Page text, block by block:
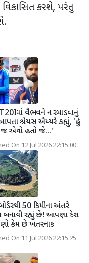
વિકાસિત કરશે, પરંતુ
વૈભવને ન રમાડવાનું
શ્રેયસ ઐય્યરે કહ્યું, 'હું
એવો હતો જે...'
On 12 Jul 2026 22:15:00
50 કિમીના અંતરે
બનાવી રહ્યું છે! આપણા દેશ
કેમ છે ખતરનાક
On 11 Jul 2026 22:15:25